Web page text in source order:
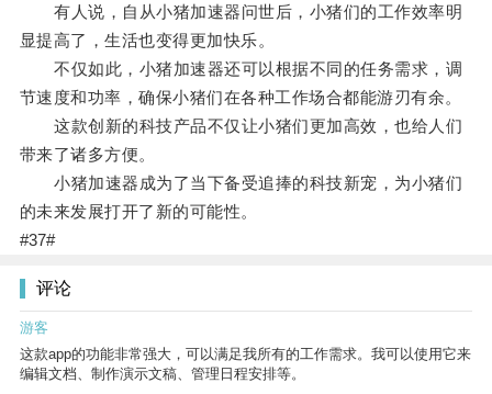
有人说，自从小猪加速器问世后，小猪们的工作效率明
显提高了，生活也变得更加快乐。
不仅如此，小猪加速器还可以根据不同的任务需求，调
节速度和功率，确保小猪们在各种工作场合都能游刃有余。
这款创新的科技产品不仅让小猪们更加高效，也给人们
带来了诸多方便。
小猪加速器成为了当下备受追捧的科技新宠，为小猪们
的未来发展打开了新的可能性。
#37#
评论
游客
这款app的功能非常强大，可以满足我所有的工作需求。我可以使用它来
编辑文档、制作演示文稿、管理日程安排等。